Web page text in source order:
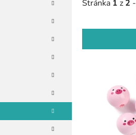
Stránka 1 z 2 -